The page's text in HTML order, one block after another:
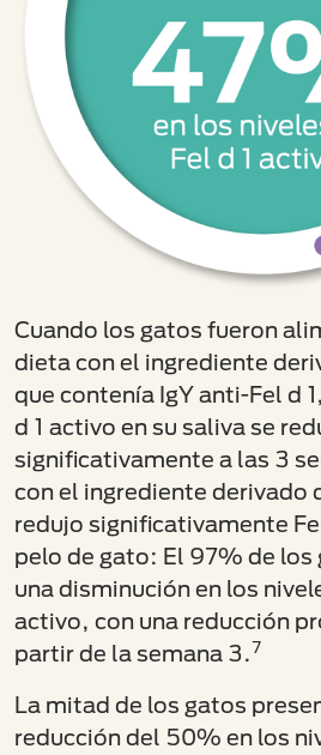
Cuando los gatos fueron
dieta con el ingrediente
que contenía IgY anti-Fel d
d 1 activo en su saliva se
significativamente a las 3
con el ingrediente derivado
redujo significativamente
pelo de gato: El 97% de
una disminución en los
activo, con una reducción
partir de la semana 3.7
La mitad de los gatos
reducción del 50% en los